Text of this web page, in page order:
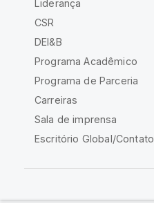
Liderança
CSR
DEI&B
Programa Acadêmico
Programa de Parceria
Carreiras
Sala de imprensa
Escritório Global/Contato